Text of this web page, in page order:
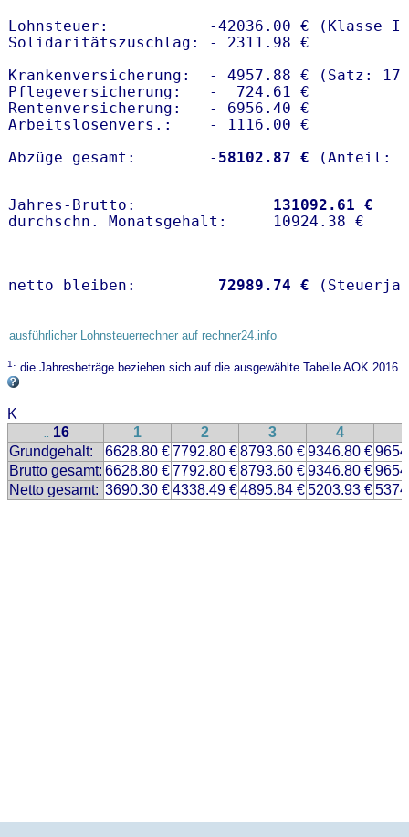
Lohnsteuer:           -42036.00 € (Klasse I)
Solidaritätszuschlag: - 2311.98 €
Krankenversicherung:  - 4957.88 € (Satz:
Pflegeversicherung:   -  724.61 €
Rentenversicherung:   - 6956.40 €
Arbeitslosenvers.:    - 1116.00 €
Abzüge gesamt:        - 58102.87 €
Jahres-Brutto: 131092.61 €
netto bleiben: 72989.74 €
ausführlicher Lohnsteuerrechner auf rechner24.info
1: die Jahresbeträge beziehen sich auf die ausgewählte Tabelle AOK 2016
K
.. 16 1 2 3 4
Grundgehalt:
6628.80 €7792.80 €8793.60 €9346.80 €
Brutto gesamt: 6628.80 €7792.80 €8793.60 €9346.80 €
Netto gesamt: 3690.30 €4338.49 €4895.84 €5203.93 €